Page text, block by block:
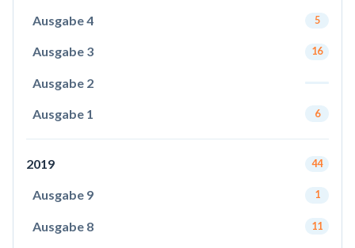
Ausgabe 4 5
Ausgabe 3 16
Ausgabe 2
Ausgabe 1 6
2019 44
Ausgabe 9 1
Ausgabe 8 11